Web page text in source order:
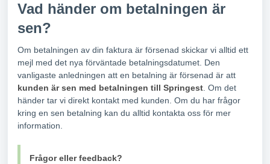
Vad händer om betalningen är
sen?
Om betalningen av din faktura är försenad skickar vi alltid ett
mejl med det nya förväntade betalningsdatumet. Den
vanligaste anledningen att en betalning är försenad är att
kunden är sen med betalningen till Springest . Om det
händer tar vi direkt kontakt med kunden. Om du har frågor
kring en sen betalning kan du alltid kontakta oss för mer
information.
Frågor eller feedback?